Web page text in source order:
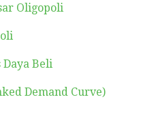
Oligopoli
Beli
Demand Curve)